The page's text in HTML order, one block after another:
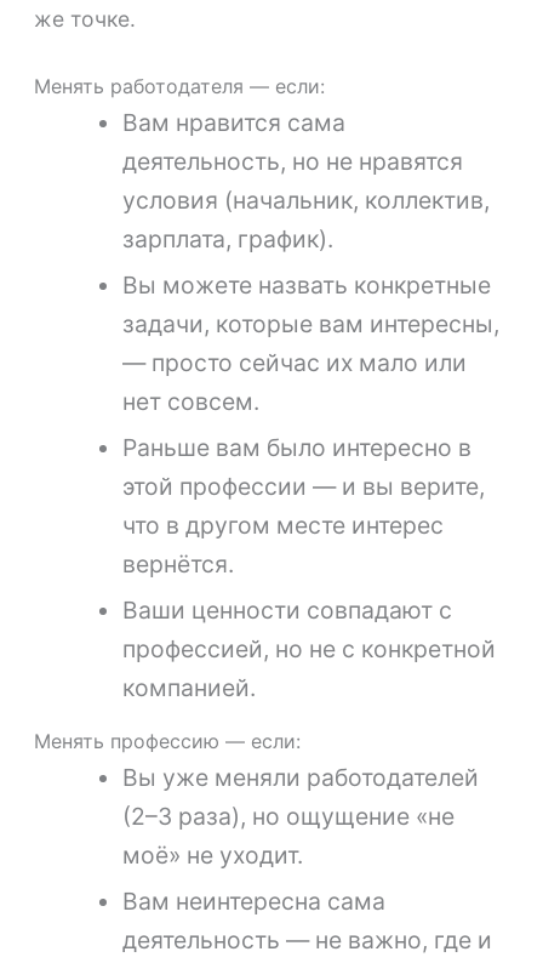
же точке.
Менять работодателя — если:
Вам нравится сама
деятельность, но не нравятся
условия (начальник, коллектив,
зарплата, график).
Вы можете назвать конкретные
задачи, которые вам интересны,
— просто сейчас их мало или
нет совсем.
Раньше вам было интересно в
этой профессии — и вы верите,
что в другом месте интерес
вернётся.
Ваши ценности совпадают с
профессией, но не с конкретной
компанией.
Менять профессию — если:
Вы уже меняли работодателей
(2–3 раза), но ощущение «не
моё» не уходит.
Вам неинтересна сама
деятельность — не важно, где и